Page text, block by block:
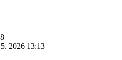
5. 2026 13:13